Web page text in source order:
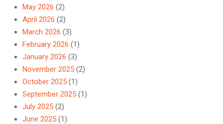
May 2026 (2)
April 2026 (2)
March 2026 (3)
February 2026 (1)
January 2026 (3)
November 2025 (2)
October 2025 (1)
September 2025 (1)
July 2025 (2)
June 2025 (1)